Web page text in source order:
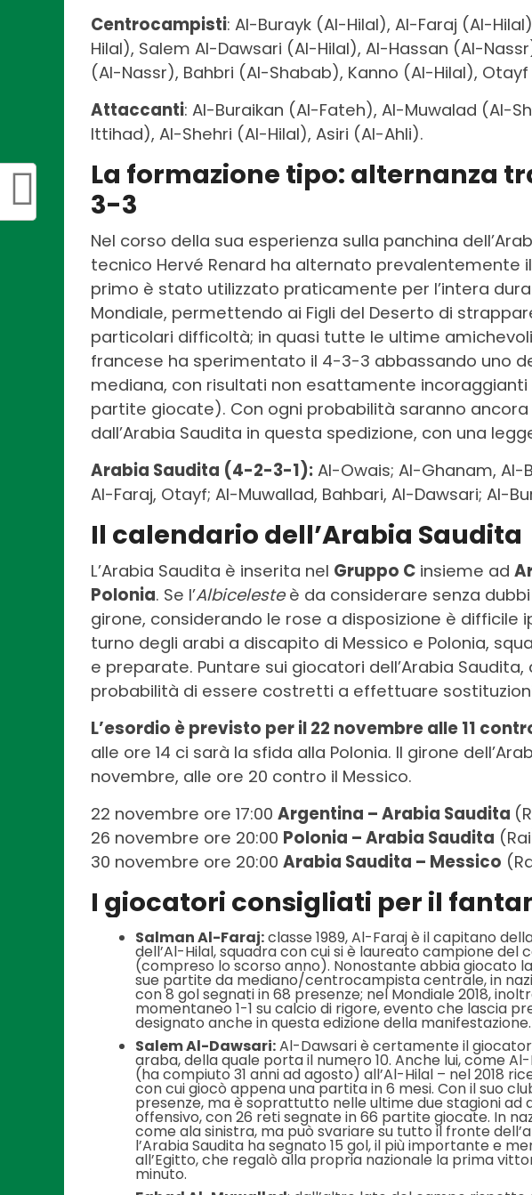
Centrocampisti: Al-Burayk (Al-Hilal), Al-Faraj (Al-
Hilal), Salem Al-Dawsari (Al-Hilal), Al-Hassan (Al-
(Al-Nassr), Bahbri (Al-Shabab), Kanno (Al-Hilal),
Attaccanti: Al-Buraikan (Al-Fateh), Al-Muwalad (Al-
Ittihad), Al-Shehri (Al-Hilal), Asiri (Al-Ahli).
La formazione tipo: alternanza
3-3
Nel corso della sua esperienza sulla panchina
tecnico Hervé Renard ha alternato prevalentemente il
primo è stato utilizzato praticamente per l’intera
Mondiale, permettendo ai Figli del Deserto di
particolari difficoltà; in quasi tutte le ultime
francese ha sperimentato il 4-3-3 abbassando uno
mediana, con risultati non esattamente
partite giocate). Con ogni probabilità saranno
dall’Arabia Saudita in questa spedizione, con una
Arabia Saudita (4-2-3-1): Al-Owais; Al-Ghanam, Al-
Al-Faraj, Otayf; Al-Muwallad, Bahbari, Al-Dawsari; Al-
Il calendario dell’Arabia Saudita
L’Arabia Saudita è inserita nel Gruppo C insieme ad
Polonia. Se l’Albicelesteè da considerare senza
girone, considerando le rose a disposizione è difficile
turno degli arabi a discapito di Messico e Polonia,
e preparate. Puntare sui giocatori dell’Arabia Saudita,
probabilità di essere costretti a effettuare
L’esordio è previsto per il 22 novembre alle 11
alle ore 14 ci sarà la sfida alla Polonia. Il girone
novembre, alle ore 20 contro il Messico.
22 novembre ore 17:00 Argentina – Arabia Saudita
26 novembre ore 20:00 Polonia – Arabia Saudita
30 novembre ore 20:00 Arabia Saudita – Messico
I giocatori consigliati per il
Salman Al-Faraj:classe 1989, Al-Faraj è il capitano
dell’Al-Hilal, squadra con cui si è laureato campione
(compreso lo scorso anno). Nonostante abbia giocato
sue partite da mediano/centrocampista centrale, in
con 8 gol segnati in 68 presenze; nel Mondiale 2018,
momentaneo 1-1 su calcio di rigore, evento che lascia
designato anche in questa edizione della manifestazione.
Salem Al-Dawsari:Al-Dawsari è certamente il
araba, della quale porta il numero 10. Anche lui, come
(ha compiuto 31 anni ad agosto) all’Al-Hilal – nel 2018
con cui giocò appena una partita in 6 mesi. Con il suo
presenze, ma è soprattutto nelle ultime due stagioni
offensivo, con 26 reti segnate in 66 partite giocate. In
come ala sinistra, ma può svariare su tutto il fronte
l’Arabia Saudita ha segnato 15 gol, il più importante e
all’Egitto, che regalò alla propria nazionale la prima
minuto.